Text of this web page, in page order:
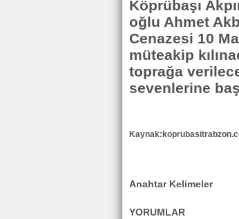
Köprübaşı
oğlu Ahmet
Cenazesi 10
müteakip
toprağa
sevenlerine
Anahtar Kelimeler
YORUMLAR